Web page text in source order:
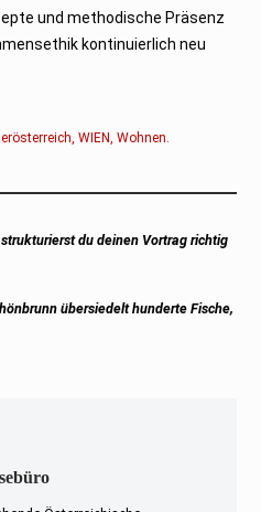
und methodische Präsenz
kontinuierlich neu
,WIEN,Wohnen.
du deinen Vortrag richtig
übersiedelt hunderte Fische,